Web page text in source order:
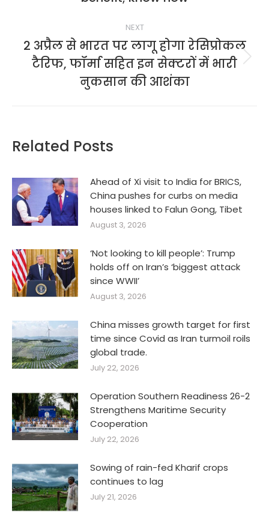
NEXT
Next
post:
2 अप्रैल से भारत पर लागू होगा रेसिप्रोकल
टैरिफ, फॉर्मा सहित इन सेक्टरों में भारी
नुकसान की आशंका
Related Posts
Ahead of Xi visit to India for BRICS,
China pushes for curbs on media
houses linked to Falun Gong, Tibet
August 3, 2026
‘Not looking to kill people’: Trump
holds off on Iran’s ‘biggest attack
since WWII’
August 3, 2026
China misses growth target for first
time since Covid as Iran turmoil roils
global trade.
July 22, 2026
Operation Southern Readiness 26-2
Strengthens Maritime Security
Cooperation
July 22, 2026
Sowing of rain-fed Kharif crops
continues to lag
July 21, 2026